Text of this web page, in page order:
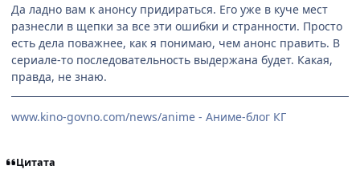
Да ладно вам к анонсу придираться. Его уже в куче мест
разнесли в щепки за все эти ошибки и странности. Просто
есть дела поважнее, как я понимаю, чем анонс править. В
сериале-то последовательность выдержана будет. Какая,
правда, не знаю.
www.kino-govno.com/news/anime - Аниме-блог КГ
Цитата